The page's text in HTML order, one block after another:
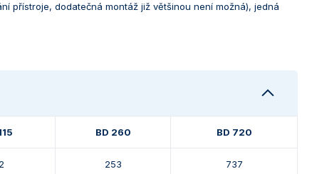
přístroje, dodatečná montáž již většinou není možná), jedná
BD 260 BD 720
253 737